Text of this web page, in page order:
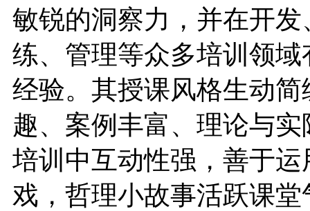
敏锐的洞察力，并在开
练、管理等众多培训领
经验。其授课风格生动
趣、案例丰富、理论与
培训中互动性强，善于
戏，哲理小故事活跃课